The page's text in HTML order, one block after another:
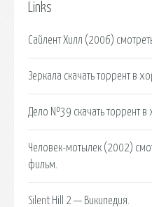
Links
Сайлент Хилл (2006)
Зеркала скачать торрент в
Дело №39 скачать торрент в
Человек-мотылек (2002)
фильм.
Silent Hill 2 — Википедия.